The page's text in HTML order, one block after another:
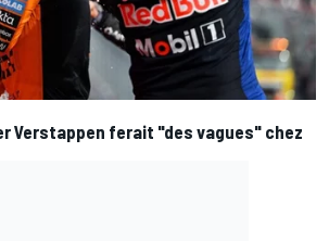
Verstappen ferait "des vagues" chez